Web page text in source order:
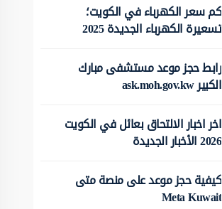
كم سعر الكهرباء في الكويت؛
تسعيرة الكهرباء الجديدة 2025
رابط حجز موعد مستشفى مبارك
الكبير ask.moh.gov.kw
اخر اخبار الالتحاق بعائل في الكويت
2026 الأخبار الجديدة
كيفية حجز موعد على منصة متى
Meta Kuwait